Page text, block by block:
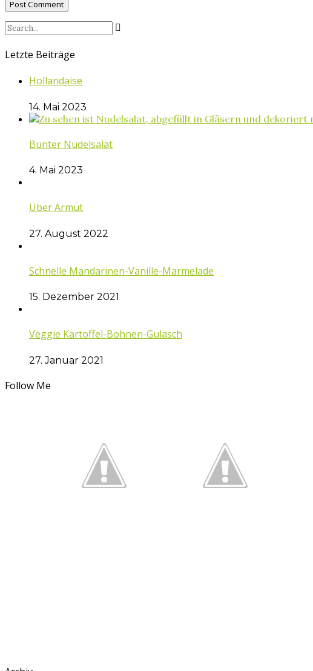
Letzte Beiträge
Hollandaise
14. Mai 2023
Bunter Nudelsalat
4. Mai 2023
Über Armut
27. August 2022
Schnelle Mandarinen-Vanille-Marmelade
15. Dezember 2021
Veggie Kartoffel-Bohnen-Gulasch
27. Januar 2021
Follow Me